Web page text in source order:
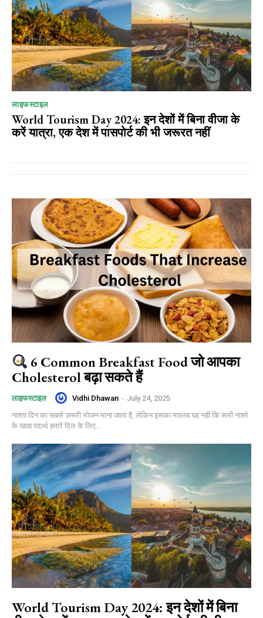
लाइफस्टाइल
World Tourism Day 2024: इन देशों में बिना वीजा के
करें यात्रा, एक देश में पासपोर्ट की भी जरूरत नहीं
6 Common Breakfast Food जो आपका
Cholesterol बढ़ा सकते हैं
लाइफस्टाइल Vidhi Dhawan - July 24, 2025
नाश्ता दिन का सबसे ज़रूरी भोजन माना जाता है, लेकिन इसका मतलब यह नहीं कि सभी नाश्ते
के खाद्य पदार्थ हमारे दिल के लिए...
World Tourism Day 2024: इन देशों में बिना